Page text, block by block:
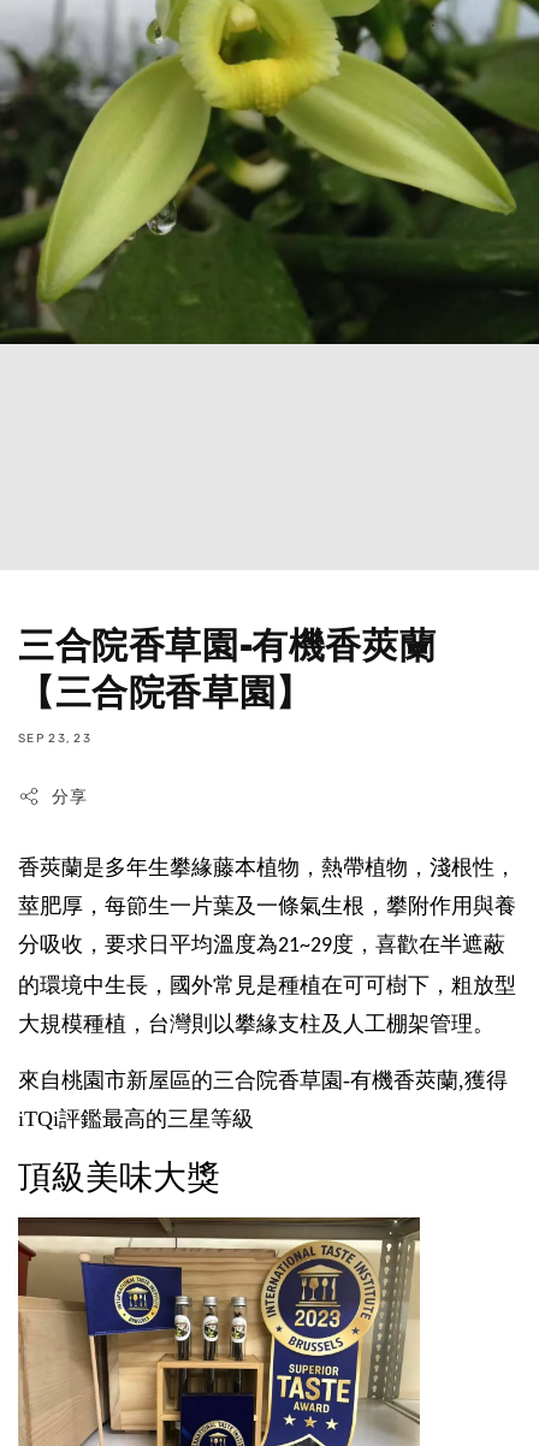
三合院香草園-有機香莢蘭
【三合院香草園】
SEP 23, 23
分享
香莢蘭是多年生攀緣藤本植物，熱帶植物，淺根性，
莖肥厚，每節生一片葉及一條氣生根，攀附作用與養
分吸收，要求日平均溫度為21~29度，喜歡在半遮蔽
的環境中生長，國外常見是種植在可可樹下，粗放型
大規模種植，台灣則以攀緣支柱及人工棚架管理。
來自桃園市新屋區的三合院香草園-有機香莢蘭,獲得
iTQi評鑑最高的三星等級
頂級美味大獎